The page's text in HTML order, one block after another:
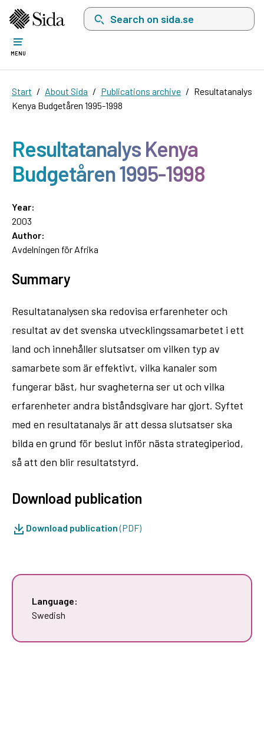
Search on sida.se, a list with search
MENU
Start About Sida Publications archive
Resultatanalys
Kenya Budgetåren 1995-1998
Resultatanalys Kenya
Budgetåren 1995-1998
Year:
2003
Author:
Avdelningen för Afrika
Summary
Resultatanalysen ska redovisa erfarenheter och
resultat av det svenska utvecklingssamarbetet i ett
land och innehåller slutsatser om vilken typ av
samarbete som är effektivt, vilka kanaler som
fungerar bäst, hur svagheterna ser ut och vilka
erfarenheter andra biståndsgivare har gjort. Syftet
med en resultatanalys är att dessa slutsatser ska
bilda en grund för beslut inför nästa strategiperiod,
så att den blir resultatstyrd.
Download publication
Download publication(PDF)
Language:
Swedish